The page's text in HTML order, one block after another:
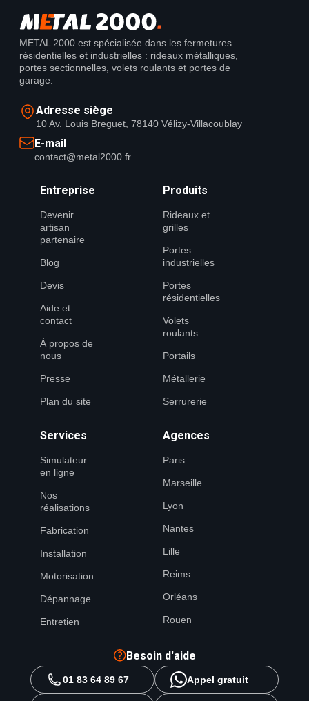
METAL 2000 est spécialisée dans les fermetures
résidentielles et industrielles : rideaux métalliques,
portes sectionnelles, volets roulants et portes de
garage.
Adresse siège
10 Av. Louis Breguet, 78140 Vélizy-Villacoublay
E-mail
contact@metal2000.fr
Entreprise
Devenir
artisan
partenaire
Blog
Devis
Aide et
contact
À propos de
nous
Presse
Plan du site
Produits
Rideaux et
grilles
Portes
industrielles
Portes
résidentielles
Volets
roulants
Portails
Métallerie
Serrurerie
Services
Simulateur
en ligne
Nos
réalisations
Fabrication
Installation
Motorisation
Dépannage
Entretien
Agences
Paris
Marseille
Lyon
Nantes
Lille
Reims
Orléans
Rouen
Besoin d'aide
01 83 64 89 67 Appel gratuit